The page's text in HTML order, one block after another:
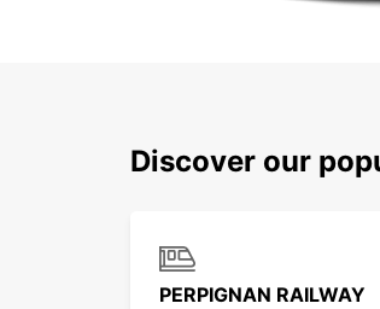
Discover our
PERPIGNAN RAILWAY